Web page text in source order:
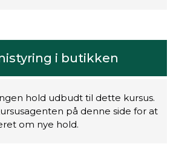
i butikken
hold udbudt til dette kursus.
på denne side for at
om nye hold.